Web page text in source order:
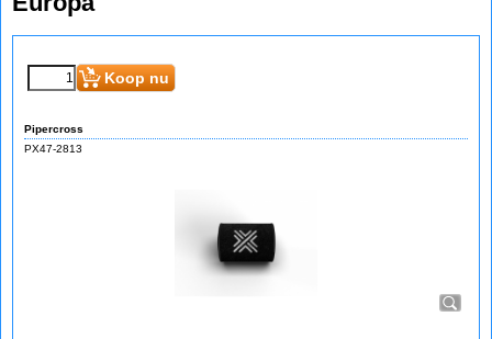
Koop nu
Pipercross
PX47-2813